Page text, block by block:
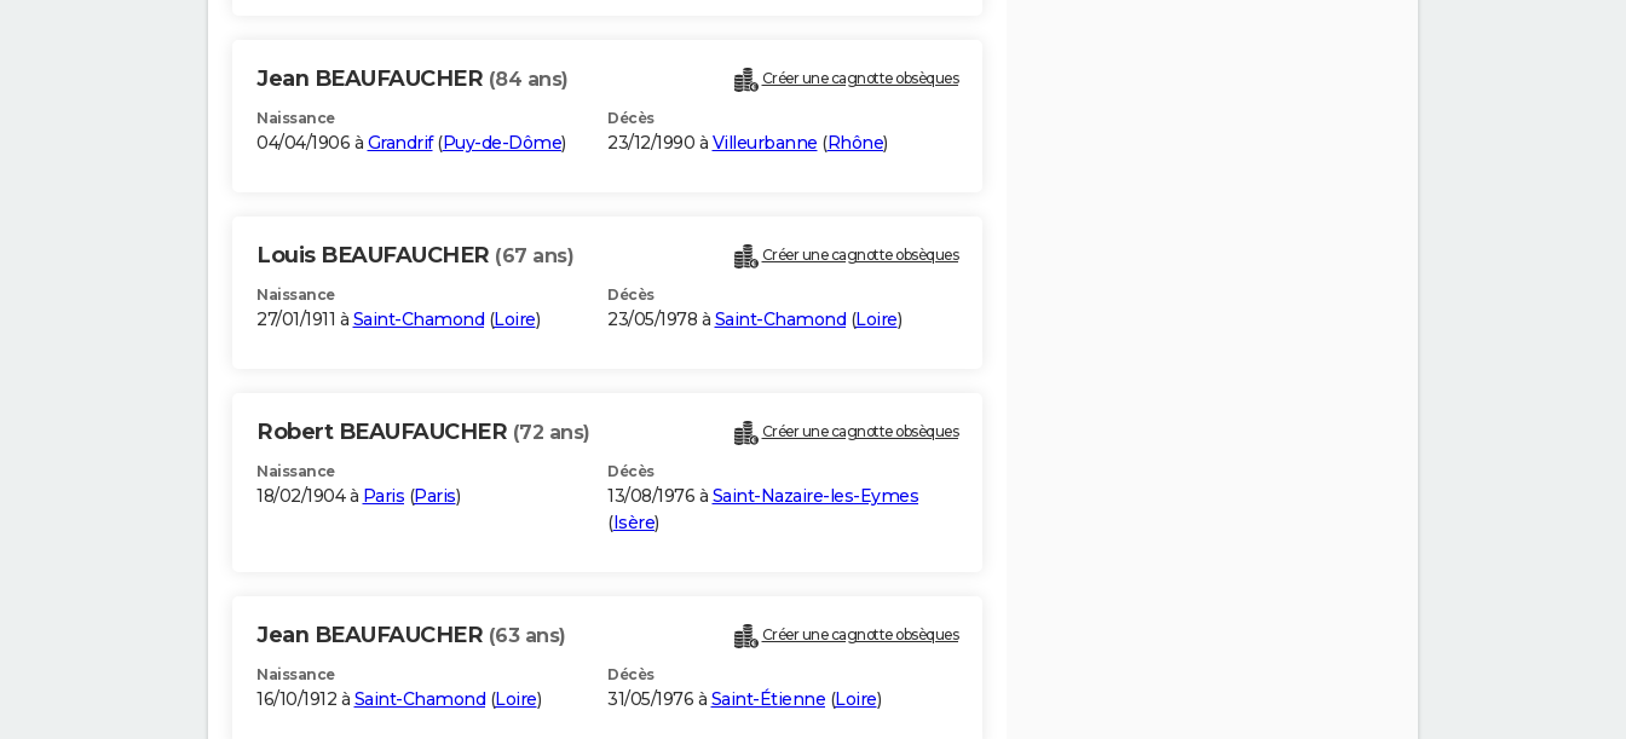
Jean BEAUFAUCHER (84 ans) Créer une cagnotte obsèques
Naissance
04/04/1906 à Grandrif(Puy-de-Dôme)
Décès
23/12/1990 à Villeurbanne (Rhône)
Louis BEAUFAUCHER (67 ans) Créer une cagnotte obsèques
Naissance
27/01/1911 à Saint-Chamond (Loire)
Décès
23/05/1978 à Saint-Chamond (Loire)
Robert BEAUFAUCHER (72 ans) Créer une cagnotte obsèques
Naissance
18/02/1904 à Paris (Paris)
Décès
13/08/1976 à Saint-Nazaire-les-Eymes
(Isère)
Jean BEAUFAUCHER (63 ans) Créer une cagnotte obsèques
Naissance
16/10/1912 à Saint-Chamond (Loire)
Décès
31/05/1976 à Saint-Étienne (Loire)